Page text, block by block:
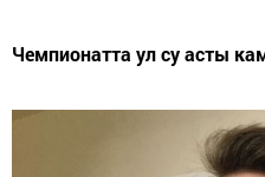
Чемпионатта ул су асты